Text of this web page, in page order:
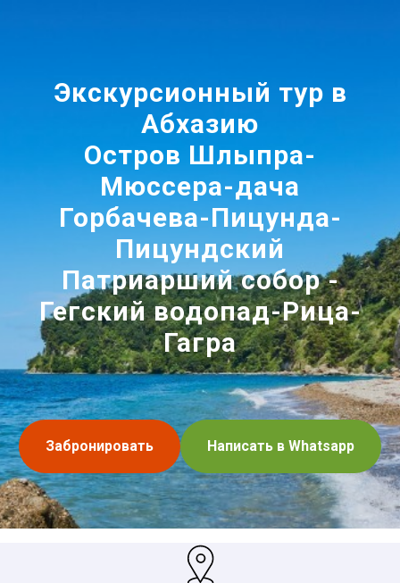
Экскурсионный тур в
Абхазию
Остров Шлыпра-
Мюссера-дача
Горбачева-Пицунда-
Пицундский
Патриарший собор -
Гегский водопад-Рица-
Гагра
Забронировать Написать в Whatsapp